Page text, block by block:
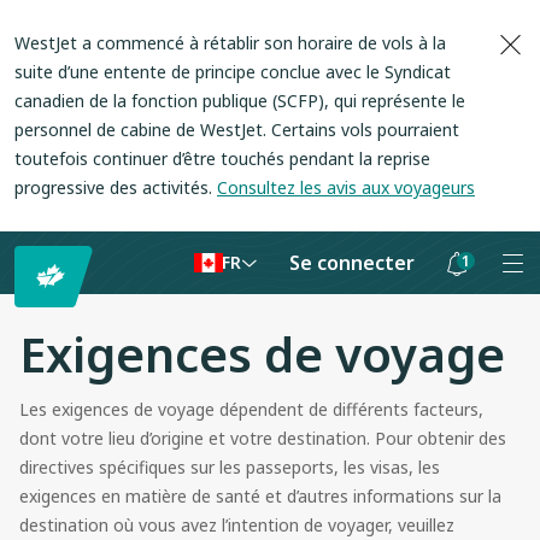
WestJet a commencé à rétablir son horaire de vols à la
suite d’une entente de principe conclue avec le Syndicat
canadien de la fonction publique (SCFP), qui représente le
personnel de cabine de WestJet. Certains vols pourraient
toutefois continuer d’être touchés pendant la reprise
progressive des activités. Consultez les avis aux voyageurs
FR Se connecter 1
Les
sont
masquées
Exigences de voyage
Les exigences de voyage dépendent de différents facteurs,
dont votre lieu d’origine et votre destination. Pour obtenir des
directives spécifiques sur les passeports, les visas, les
exigences en matière de santé et d’autres informations sur la
destination où vous avez l’intention de voyager, veuillez